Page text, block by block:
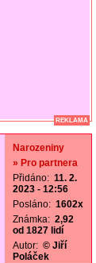
REKLAMA
Narozeniny
» Pro partnera
Přidáno: 11. 2.
2023 - 12:56
Posláno: 1602x
Známka: 2,92
od 1827 lidí
Autor: © Jiří
Poláček